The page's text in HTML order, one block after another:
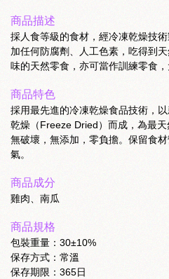
商品描述
採人食等級的食材，經冷凍乾燥技
加任何防腐劑、人工色素，吃得到
味的天然零食，亦可當作訓練零食，
商品特色
採用最先進的冷凍乾燥食品技術，
乾燥（Freeze Dried）而成，為最天
無破壞，無添加，零負擔。保留食
氣。
商品成分
雞肉、南瓜
商品規格
包裝重量：30±10%
保存方式：常溫
保存期限：365日